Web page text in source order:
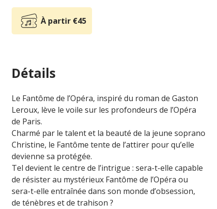
À partir €45
Détails
Le Fantôme de l’Opéra, inspiré du roman de Gaston
Leroux, lève le voile sur les profondeurs de l’Opéra
de Paris.
Charmé par le talent et la beauté de la jeune soprano
Christine, le Fantôme tente de l’attirer pour qu’elle
devienne sa protégée.
Tel devient le centre de l’intrigue : sera-t-elle capable
de résister au mystérieux Fantôme de l’Opéra ou
sera-t-elle entraînée dans son monde d’obsession,
de ténèbres et de trahison ?